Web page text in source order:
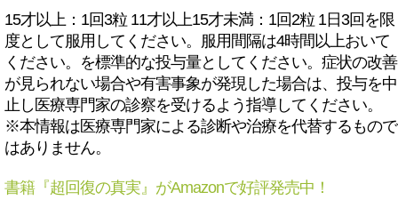
15才以上：1回3粒 11才以上15才未満：1回2粒 1日3回を限
度として服用してください。服用間隔は4時間以上おいて
ください。を標準的な投与量としてください。症状の改善
が見られない場合や有害事象が発現した場合は、投与を中
止し医療専門家の診察を受けるよう指導してください。
※本情報は医療専門家による診断や治療を代替するもので
はありません。
書籍『超回復の真実』がAmazonで好評発売中！